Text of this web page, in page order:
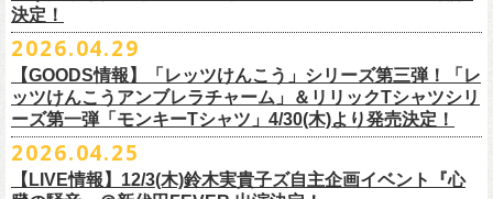
※電子チケットの仕様上、
きません。
（注 1）
金融庁管轄の資金移動者である株式会社ＤＧフィナンシャルテク
ノロジー(資金移動業者登録 番号：関東財務局長第 00094 号)の
「CASHPOST」が提供しているサービスです。
購入されたマイページより払戻しさせていただきます。
マイページ：https://l-tike.com/
※本手続き中の操作、ご登録内容はしっかりとご確認のうえ、お手続き
開催日時：2026年8月31日（月）開場19:00 開演19:30
会場：ell.SIZE （名古屋市中区大須2-10-43）
出演：鈴木圭介、グレートマエカワ、平野茂平 （Electric Lady Land会
長） ゲスト：中村達也
チケット料金：全席指定¥3,500（税込） *未就学児童入場不可
チケット発売日：7月11日(土)10:00
プレイガイド：チケットぴあ
お問い合わせ：ell.SIZE 052-211-3997
◎「Handmade Rockエプロン」価格：￥5,500(税込）
カラー：ダークインディゴ, キャメル
素材 ：
（ダークインディゴ）綿 90％ , レーヨン 10％ デニム
（キャメル）綿 100％ キャンバス
サイズ：フリー（着丈 92cm , 横幅 70cm , ショルダーテープ長 160cm）
※ フロントポケットにペン差し付き
11/29(日) 鹿児島SR HALL 開場15:30/開演16:00 問い合わせ：SR HALL
12/5(土) 足利ライブハウス大使館 開場16:30/開演17:00 問い合わせ：
ネクストロード
12/6(日) 松本ALECX 開場15:30/開演16:000 問い合わせ：FOB新潟
12/11(金) 京都磔磔 〜年末恒例磔磔2デイズ〜 開場18:30/開演19:00
問い合わせ：清水音泉
12/12(土) 京都磔磔 〜年末恒例磔磔2デイズ〜 開場16:30/開演17:00
問い合わせ：清水音泉
折りたたみマチ／約160mm
容量：約12L
※ ハンドル部分のゴムで止めて小さく携帯できます
ーーーーー
出演が決定！
8/9(日)東京・SHIBUYA CLUB QUATTRO に出演させていただきます。
◎「YANUSHI LIVE TOUR 2026」 -東京公演-
日時：2026/8/9(日) OPEN 17:00 / START 18:00
会場：SHIBUYA CLUB QUATTRO
出演：家主 GUEST：フラワーカンパニーズ
チケット前売料金：一般 4,500円 / 学生 3,500円(共にドリンク代別)
迎えるライブハウスの、ツワモノたちの記憶を語っていきます。配信や
インタビューでは語れない、ここだけの話もたくさん披露予定。
7/10(金)開催のvol.0ではElectric Lady Land創始者であり現会長の平野茂
平氏をゲストに迎え、フラワーカンパニーズ メンバー4人とともにお届け
します。
今後のゲスト発表と合わせて、どうぞお楽しみに！
チケット完売となっておりました7/19(日)開催「フォークの爆発2026 〜
座って演奏するスタイルです〜」東京・有楽町I’M A SHOW 公演につきま
して、若干枚数＜立ち見指定＞での追加販売を行うことが決定しまし
た。
8月29日(土)、30日(日)＠ゼビオアリーナ仙台 で開催されるスピッツ主催
「ロックのほそ道2026 〜15th Anniversary Special〜」にフラワーカンパ
決定！
2026.04.29
【GOODS情報】「レッツけんこう」シリーズ第三弾！「レ
ッツけんこうアンブレラチャーム」＆リリックTシャツシリ
ーズ第一弾「モンキーTシャツ」4/30(木)より発売決定！
「レッツけんこう」シリーズ第三弾！アンブレラチャームの発売が決
定！
2026.04.25
【LIVE情報】12/3(木)鈴木実貴子ズ自主企画イベント『心